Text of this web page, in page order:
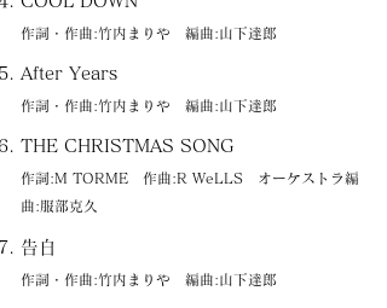
作詞・作曲:竹内まりや 編曲:山下達郎
After Years
作詞・作曲:竹内まりや 編曲:山下達郎
THE CHRISTMAS SONG
作詞:M TORME 作曲:R WeLLS オーケストラ編
曲:服部克久
告白
作詞・作曲:竹内まりや 編曲:山下達郎